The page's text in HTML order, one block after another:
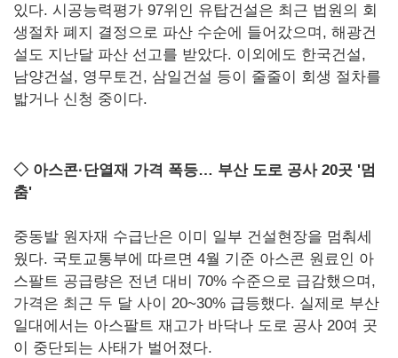
있다. 시공능력평가 97위인 유탑건설은 최근 법원의 회
생절차 폐지 결정으로 파산 수순에 들어갔으며, 해광건
설도 지난달 파산 선고를 받았다. 이외에도 한국건설,
남양건설, 영무토건, 삼일건설 등이 줄줄이 회생 절차를
밟거나 신청 중이다.
◇ 아스콘·단열재 가격 폭등… 부산 도로 공사 20곳 '멈
춤'
중동발 원자재 수급난은 이미 일부 건설현장을 멈춰세
웠다. 국토교통부에 따르면 4월 기준 아스콘 원료인 아
스팔트 공급량은 전년 대비 70% 수준으로 급감했으며,
가격은 최근 두 달 사이 20~30% 급등했다. 실제로 부산
일대에서는 아스팔트 재고가 바닥나 도로 공사 20여 곳
이 중단되는 사태가 벌어졌다.